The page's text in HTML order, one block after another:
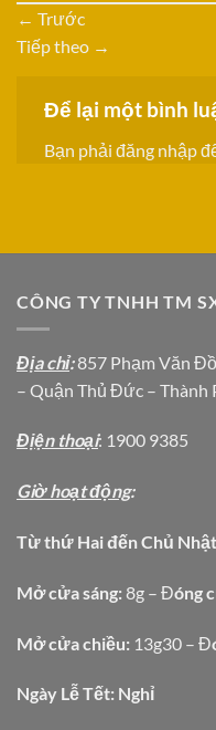
← Trước
Tiếp theo →
Để lại một bình
Bạn phải đăng nhập
CÔNG TY TNHH TM
Địa chỉ:857 Phạm Văn
– Quận Thủ Đức – Thành
Địện thoại: 1900 9385
Giờ hoạt động:
Từ thứ Hai đến Chủ
Mở cửa sáng: 8g – Đóng
Mở cửa chiều: 13g30 – Đ
Ngày Lễ Tết: Nghỉ